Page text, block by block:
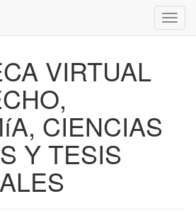
VIRTUAL
CIENCIAS
Y TESIS